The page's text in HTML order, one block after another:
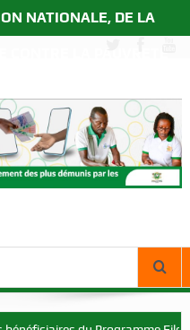
NATIONALE, DE LA